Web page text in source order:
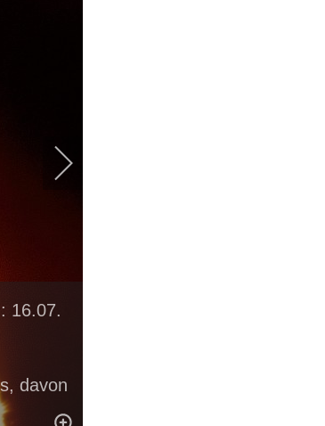
16.07.
davon